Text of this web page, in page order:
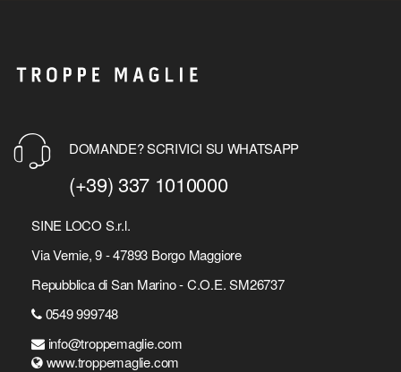
DOMANDE? SCRIVICI SU WHATSAPP
(+39) 337 1010000
SINE LOCO S.r.l.
Via Vernie, 9 - 47893 Borgo Maggiore
Repubblica di San Marino - C.O.E. SM26737
0549 999748
info@troppemaglie.com
www.troppemaglie.com